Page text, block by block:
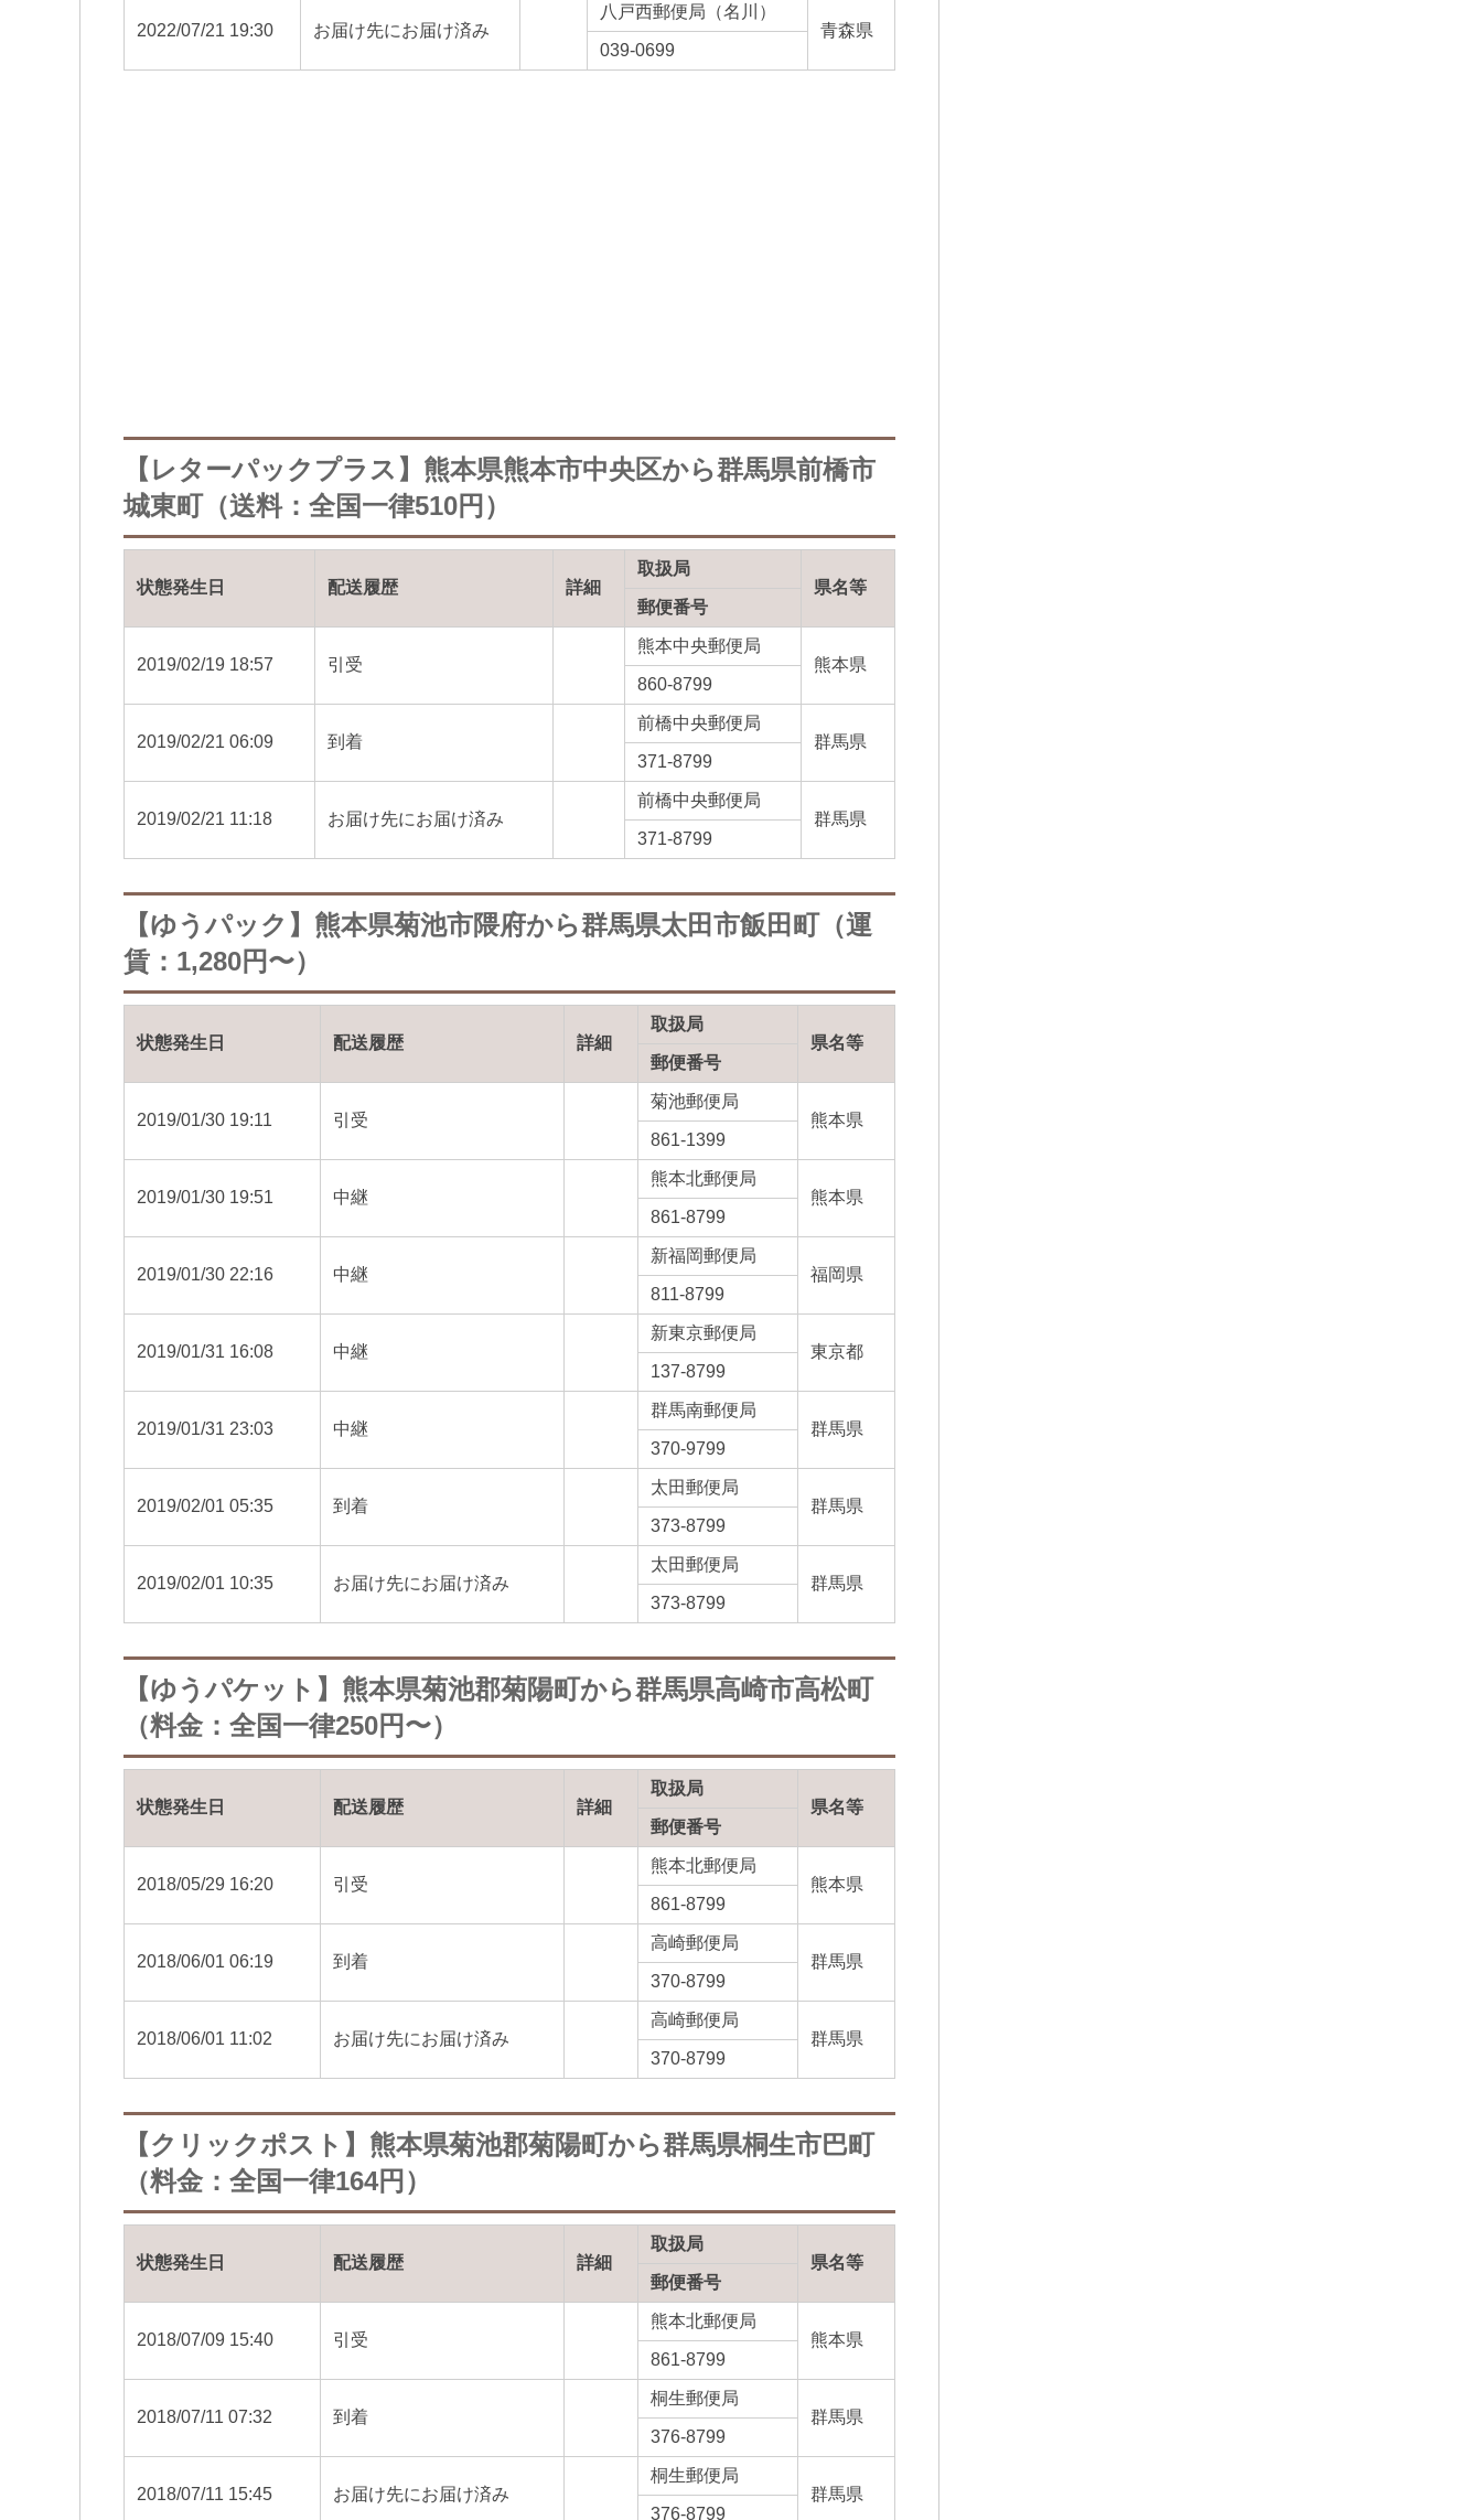
2022/07/21 19:30 お届け先にお届け済み
八戸西郵便局（名川）
青森県
039-0699
【レターパックプラス】熊本県熊本市中央区から群馬県前橋市
城東町（送料：全国一律510円）
状態発生日 配送履歴 詳細
取扱局
県名等
郵便番号
2019/02/19 18:57 引受
熊本中央郵便局
熊本県
860-8799
2019/02/21 06:09 到着
前橋中央郵便局
群馬県
371-8799
2019/02/21 11:18 お届け先にお届け済み
前橋中央郵便局
群馬県
371-8799
【ゆうパック】熊本県菊池市隈府から群馬県太田市飯田町（運
賃：1,280円〜）
状態発生日 配送履歴 詳細
取扱局
県名等
郵便番号
2019/01/30 19:11 引受
菊池郵便局
熊本県
861-1399
2019/01/30 19:51 中継
熊本北郵便局
熊本県
861-8799
2019/01/30 22:16 中継
新福岡郵便局
福岡県
811-8799
2019/01/31 16:08 中継
新東京郵便局
東京都
137-8799
2019/01/31 23:03 中継
群馬南郵便局
群馬県
370-9799
2019/02/01 05:35 到着
太田郵便局
群馬県
373-8799
2019/02/01 10:35 お届け先にお届け済み
太田郵便局
群馬県
373-8799
【ゆうパケット】熊本県菊池郡菊陽町から群馬県高崎市高松町
（料金：全国一律250円〜）
状態発生日 配送履歴 詳細
取扱局
県名等
郵便番号
2018/05/29 16:20 引受
熊本北郵便局
熊本県
861-8799
2018/06/01 06:19 到着
高崎郵便局
群馬県
370-8799
2018/06/01 11:02 お届け先にお届け済み
高崎郵便局
群馬県
370-8799
【クリックポスト】熊本県菊池郡菊陽町から群馬県桐生市巴町
（料金：全国一律164円）
状態発生日 配送履歴 詳細
取扱局
県名等
郵便番号
2018/07/09 15:40 引受
熊本北郵便局
熊本県
861-8799
2018/07/11 07:32 到着
桐生郵便局
群馬県
376-8799
2018/07/11 15:45 お届け先にお届け済み
桐生郵便局
群馬県
376-8799